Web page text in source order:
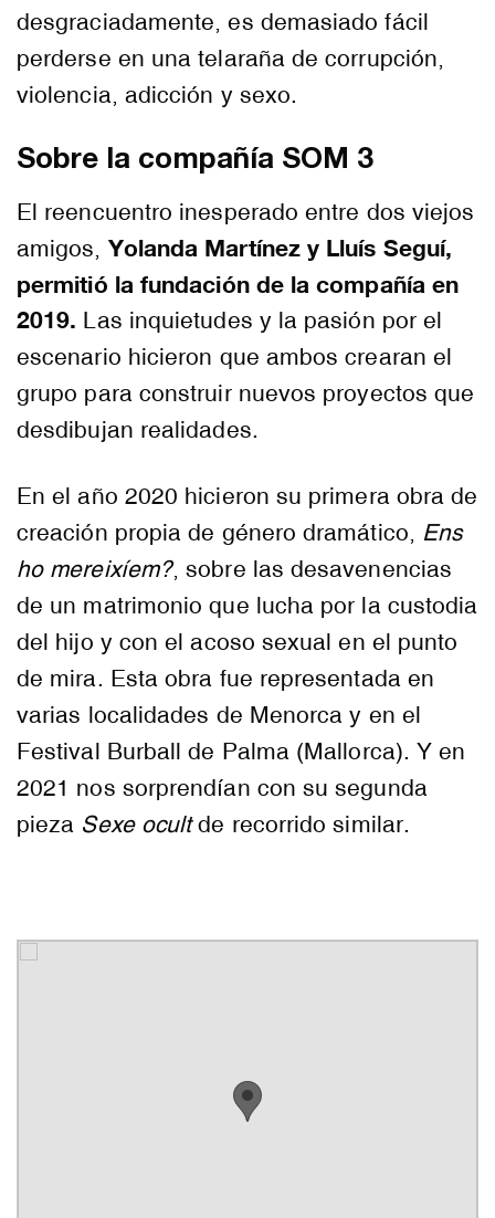
desgraciadamente, es demasiado fácil
perderse en una telaraña de corrupción,
violencia, adicción y sexo.
Sobre la compañía SOM 3
El reencuentro inesperado entre dos viejos
amigos, Yolanda Martínez y Lluís Seguí,
permitió la fundación de la compañía en
2019. Las inquietudes y la pasión por el
escenario hicieron que ambos crearan el
grupo para construir nuevos proyectos que
desdibujan realidades.
En el año 2020 hicieron su primera obra de
creación propia de género dramático, Ens
ho mereixíem?, sobre las desavenencias
de un matrimonio que lucha por la custodia
del hijo y con el acoso sexual en el punto
de mira. Esta obra fue representada en
varias localidades de Menorca y en el
Festival Burball de Palma (Mallorca). Y en
2021 nos sorprendían con su segunda
pieza Sexe ocultde recorrido similar.